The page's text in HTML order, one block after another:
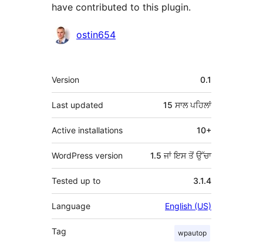
have contributed to this plugin.
ਯੋਗਦਾਨੀostin654
ਮੈਟਾ
Version 0.1
Last updated 15 ਸਾਲਪਹਿਲਾਂ
Active installations 10+
WordPress version 1.5 ਜਾਂ ਇਸ ਤੋਂ ਉੱਚਾ
Tested up to 3.1.4
Language English (US)
Tag wpautop